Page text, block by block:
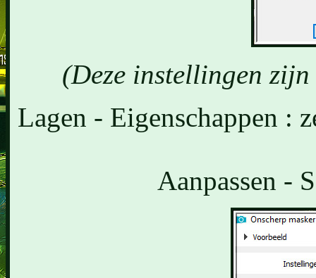
(Deze instellingen
Lagen - Eigenschappen :
Aanpassen -